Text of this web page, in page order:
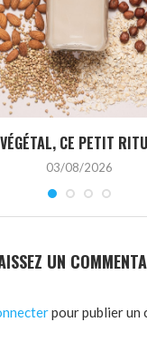
CE PETIT
03/08/2026
UN
pour publier un